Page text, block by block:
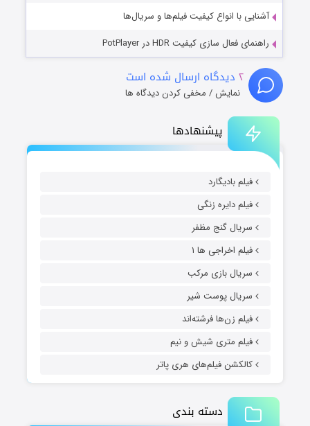
پیشنهادها
فیلم بادیگارد
فیلم دایره زنگی
سریال گنج مظفر
فیلم اخراجی ها ۱
سریال بازی مرکب
سریال پوست شیر
فیلم زن‌ها فرشته‌اند
فیلم متری شیش و نیم
کالکشن فیلم‌های هری پاتر
دسته بندی
آشنایی با انواع کیفیت فیلم‌ها و سریال‌ها
راهنمای فعال سازی کیفیت HDR در PotPlayer
۲ دیدگاه ارسال شده است
نمایش / مخفی کردن دیدگاه ها